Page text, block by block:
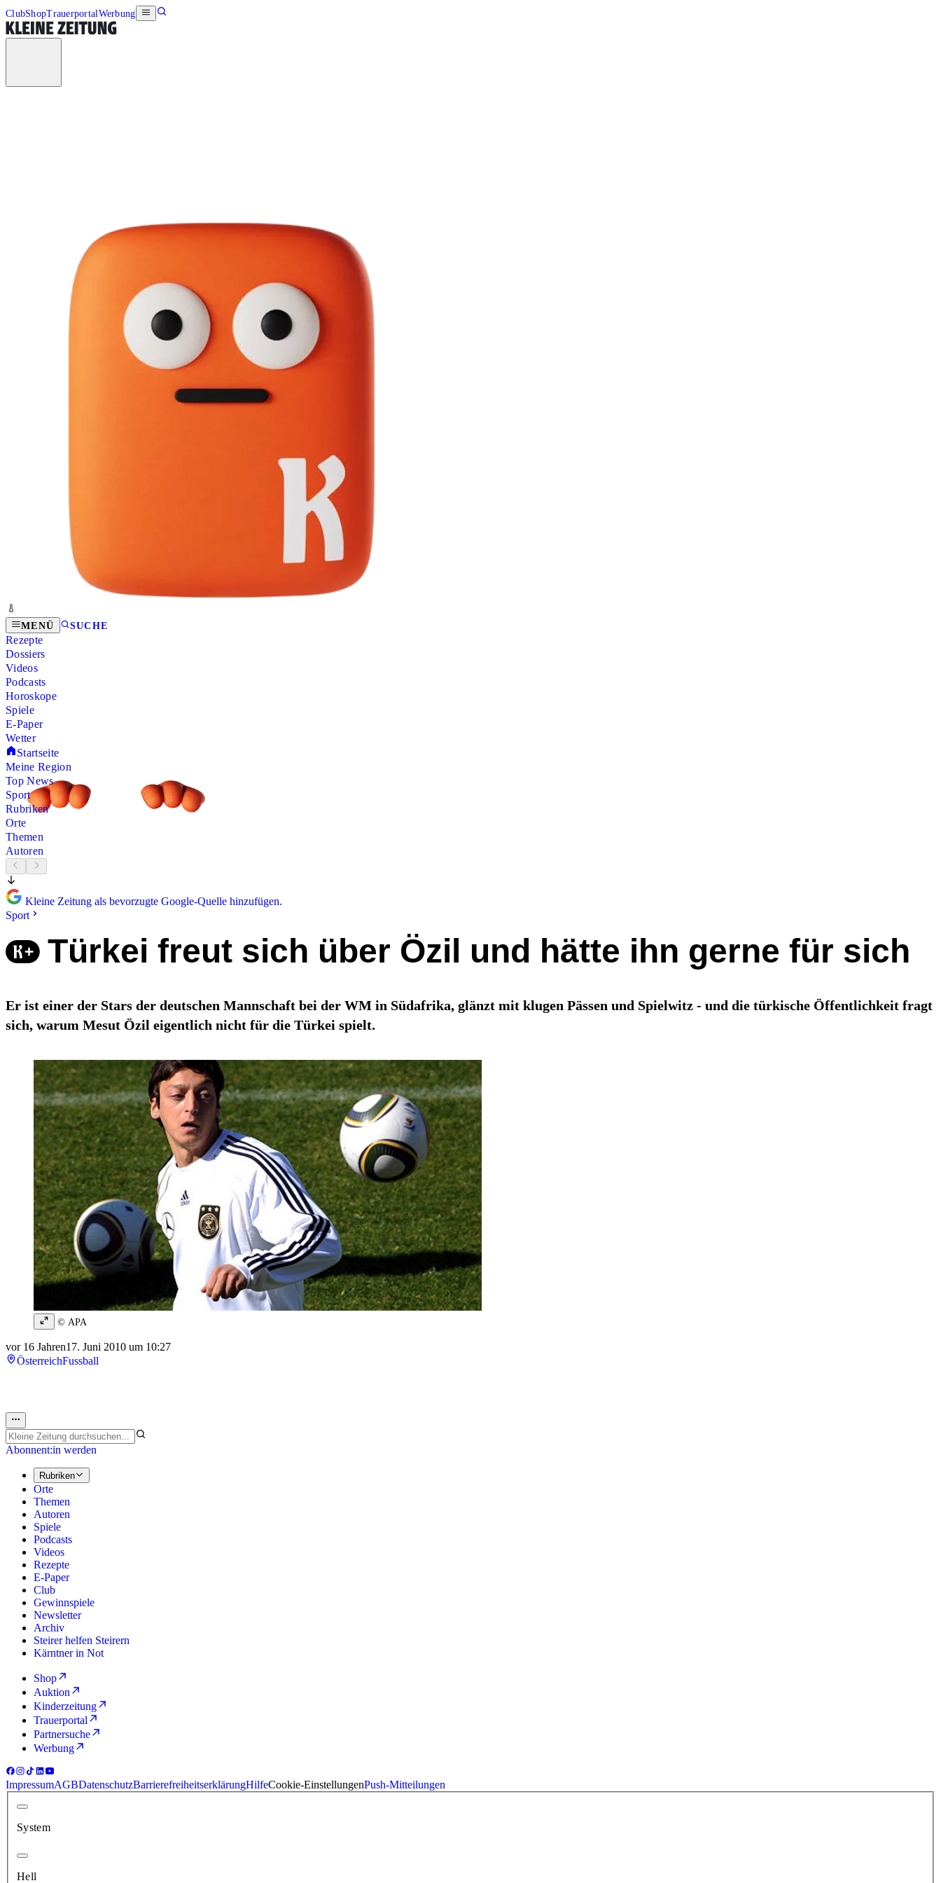
ClubShopTrauerportalWerbung
MENÜ SUCHE
Rezepte
Dossiers
Videos
Podcasts
Horoskope
Spiele
E-Paper
Wetter
Startseite
Meine Region
Top News
Sport
Rubriken
Orte
Themen
Autoren
Kleine Zeitung als bevorzugte Google-Quelle hinzufügen.
Sport
Türkei freut sich über Özil und hätte ihn gerne für sich
Er ist einer der Stars der deutschen Mannschaft bei der WM in Südafrika, glänzt mit klugen Pässen und Spielwitz - und die türkische Öffentlichkeit fragt
sich, warum Mesut Özil eigentlich nicht für die Türkei spielt.
© APA
vor 16 Jahren17. Juni 2010 um 10:27
ÖsterreichFussball
Abonnent:in werden
Rubriken
Orte
Themen
Autoren
Spiele
Podcasts
Videos
Rezepte
E-Paper
Club
Gewinnspiele
Newsletter
Archiv
Steirer helfen Steirern
Kärntner in Not
Shop
Auktion
Kinderzeitung
Trauerportal
Partnersuche
Werbung
ImpressumAGBDatenschutzBarrierefreiheitserklärungHilfeCookie-EinstellungenPush-Mitteilungen
System
Hell